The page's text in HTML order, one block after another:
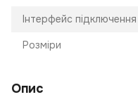
Інтерфейс підключення
Розміри
Опис